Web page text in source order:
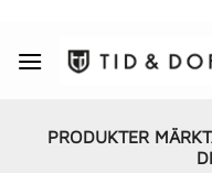
content
PRODUKTER